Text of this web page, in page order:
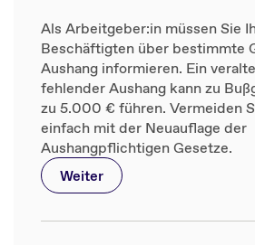
Als Arbeitgeber:in müssen Sie
Beschäftigten über bestimmte
Aushang informieren. Ein
fehlender Aushang kann zu
zu 5.000 € führen. Vermeiden
einfach mit der Neuauflage der
Aushangpflichtigen Gesetze.
Weiter